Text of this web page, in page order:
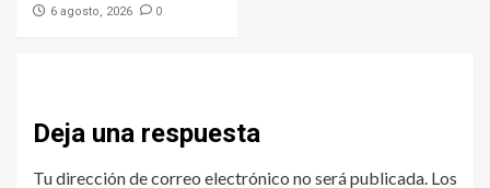
6 agosto, 2026 0
Deja una respuesta
Tu dirección de correo electrónico no será publicada. Los